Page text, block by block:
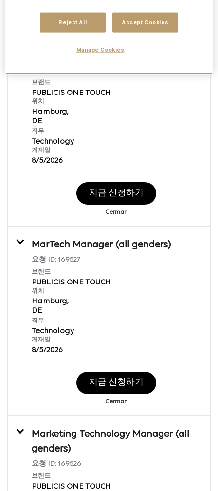
브랜드
PUBLICIS ONE TOUCH
위치
Hamburg,
직무
Technology
게재일
8/5/2026
지금 신청하기
German
MarTech Manager (all genders)
요청 ID: 169527
브랜드
PUBLICIS ONE TOUCH
위치
Hamburg,
직무
Technology
게재일
8/5/2026
지금 신청하기
German
Marketing Technology Manager (all
genders)
요청 ID: 169526
브랜드
PUBLICIS ONE TOUCH
Reject All Accept Cookies
Manage Cookies